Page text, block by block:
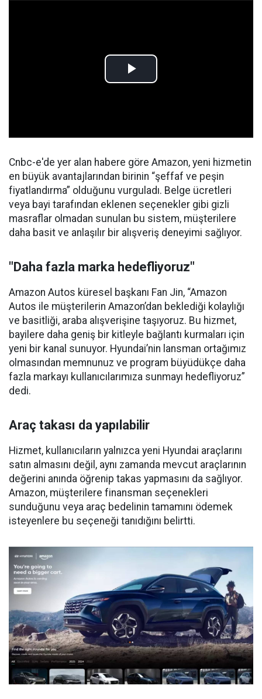
Cnbc-e'de yer alan habere göre Amazon, yeni hizmetin
en büyük avantajlarından birinin “şeffaf ve peşin
fiyatlandırma” olduğunu vurguladı. Belge ücretleri
veya bayi tarafından eklenen seçenekler gibi gizli
masraflar olmadan sunulan bu sistem, müşterilere
daha basit ve anlaşılır bir alışveriş deneyimi sağlıyor.
"Daha fazla marka hedefliyoruz"
Amazon Autos küresel başkanı Fan Jin, “Amazon
Autos ile müşterilerin Amazon’dan beklediği kolaylığı
ve basitliği, araba alışverişine taşıyoruz. Bu hizmet,
bayilere daha geniş bir kitleyle bağlantı kurmaları için
yeni bir kanal sunuyor. Hyundai’nin lansman ortağımız
olmasından memnunuz ve program büyüdükçe daha
fazla markayı kullanıcılarımıza sunmayı hedefliyoruz”
dedi.
Araç takası da yapılabilir
Hizmet, kullanıcıların yalnızca yeni Hyundai araçlarını
satın almasını değil, aynı zamanda mevcut araçlarının
değerini anında öğrenip takas yapmasını da sağlıyor.
Amazon, müşterilere finansman seçenekleri
sunduğunu veya araç bedelinin tamamını ödemek
isteyenlere bu seçeneği tanıdığını belirtti.